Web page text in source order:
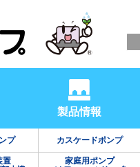
製品情報
プ カスケードポンプ
置
家庭用ポンプ